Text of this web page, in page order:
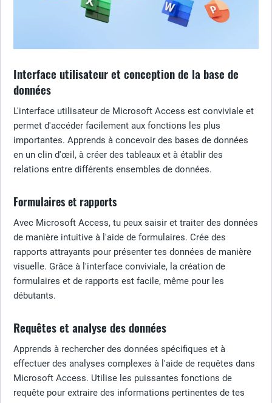
Interface utilisateur et conception de la base de
données
L'interface utilisateur de Microsoft Access est conviviale et
permet d'accéder facilement aux fonctions les plus
importantes. Apprends à concevoir des bases de données
en un clin d'œil, à créer des tableaux et à établir des
relations entre différents ensembles de données.
Formulaires et rapports
Avec Microsoft Access, tu peux saisir et traiter des données
de manière intuitive à l'aide de formulaires. Crée des
rapports attrayants pour présenter tes données de manière
visuelle. Grâce à l'interface conviviale, la création de
formulaires et de rapports est facile, même pour les
débutants.
Requêtes et analyse des données
Apprends à rechercher des données spécifiques et à
effectuer des analyses complexes à l'aide de requêtes dans
Microsoft Access. Utilise les puissantes fonctions de
requête pour extraire des informations pertinentes de tes